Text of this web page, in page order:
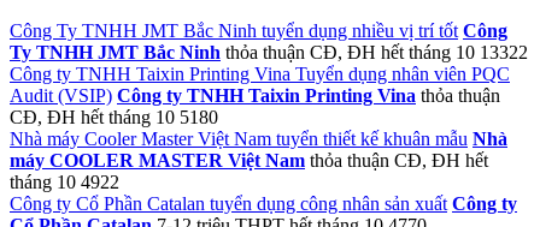
Công Ty TNHH JMT Bắc Ninh tuyển dụng nhiều vị trí tốt Công
Ty TNHH JMT Bắc Ninh thỏa thuận CĐ, ĐH hết tháng 10 13322
Công ty TNHH Taixin Printing Vina Tuyển dụng nhân viên PQC
Audit (VSIP) Công ty TNHH Taixin Printing Vina thỏa thuận
CĐ, ĐH hết tháng 10 5180
Nhà máy Cooler Master Việt Nam tuyển thiết kế khuân mẫu Nhà
máy COOLER MASTER Việt Nam thỏa thuận CĐ, ĐH hết
tháng 10 4922
Công ty Cổ Phần Catalan tuyển dụng công nhân sản xuất Công ty